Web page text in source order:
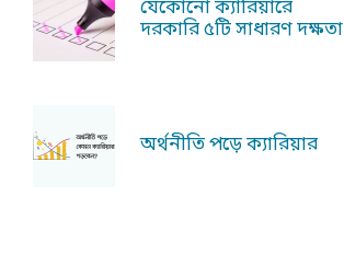
যেকোনো ক্যারিয়ারে
দরকারি ৫টি সাধারণ দক্ষতা
অর্থনীতি পড়ে ক্যারিয়ার